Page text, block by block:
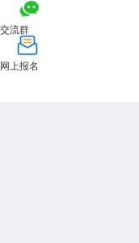
交流群
网上报名